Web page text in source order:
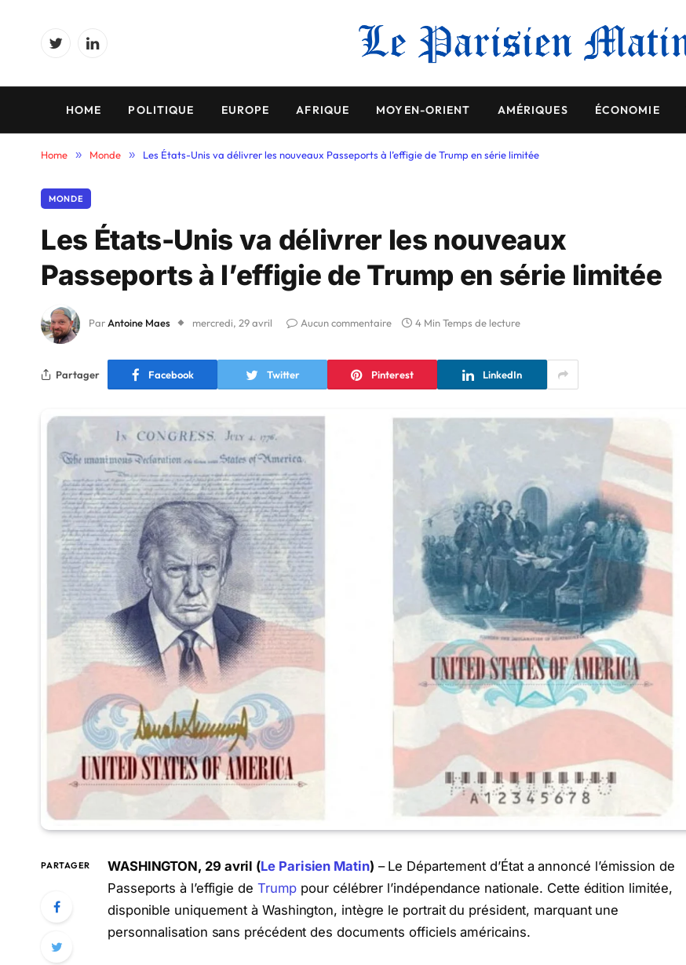
TwitterLinkedIn
HOME POLITIQUE EUROPE AFRIQUE MOYEN-ORIENT AMÉRIQUES ÉCONOMIE
Home » Monde » Les États-Unis va délivrer les nouveaux Passeports à l’effigie de Trump en série limitée
MONDE
Les États-Unis va délivrer les nouveaux
Passeports à l’effigie de Trump en série limitée
Par Antoine Maes mercredi, 29 avril Aucun commentaire 4 Min Temps de lecture
Partager Facebook Twitter Pinterest LinkedIn
PARTAGER WASHINGTON, 29 avril (Le Parisien Matin) – Le Département d’État a annoncé l’émission de
Passeports à l’effigie de Trump pour célébrer l’indépendance nationale. Cette édition limitée,
disponible uniquement à Washington, intègre le portrait du président, marquant une
personnalisation sans précédent des documents officiels américains.